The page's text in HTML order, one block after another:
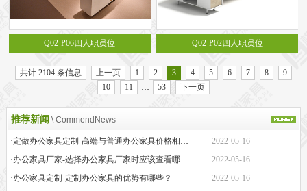
Q02-P06四人职员位 Q02-P02四人职员位
共计 2104 条信息 上一页 1 2 3 4 5 6 7 8
9
10
11 53 下一页
推荐新闻 \ CommendNews
2022-05-16
·办公家具厂家-选择办公家具厂家时应该查看哪些方面？
2022-05-16
·办公家具定制-定制办公家具的优势有哪些？
2022-05-16